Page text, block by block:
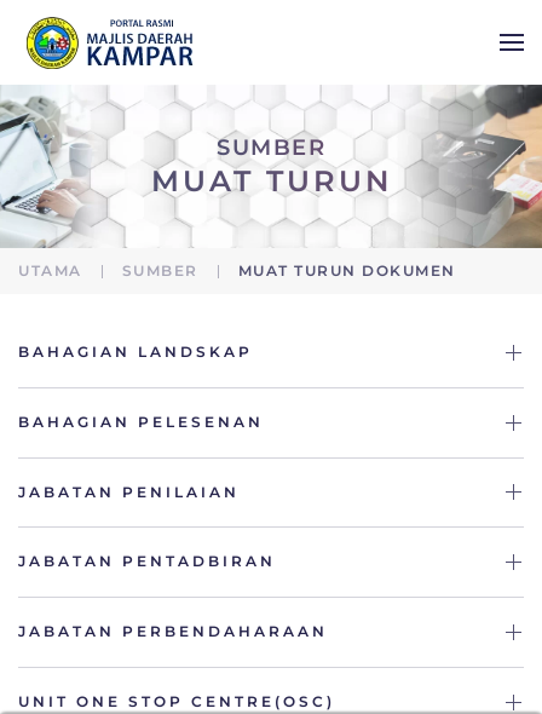
Skip to main content
SUMBER
MUAT TURUN
UTAMA SUMBER MUAT TURUN DOKUMEN
BAHAGIAN LANDSKAP
BAHAGIAN PELESENAN
JABATAN PENILAIAN
JABATAN PENTADBIRAN
JABATAN PERBENDAHARAAN
UNIT ONE STOP CENTRE(OSC)